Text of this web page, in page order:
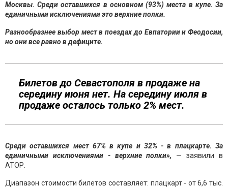
Москвы. Среди оставшихся в основном (93%) места в купе. За
единичными исключениями это верхние полки.
Разнообразнее выбор мест в поездах до Евпатории и Феодосии,
но они все равно в дефиците.
Билетов до Севастополя в продаже на
середину июня нет. На середину июля в
продаже осталось только 2% мест.
Среди оставшихся мест 67% в купе и 32% - в плацкарте. За
единичными исключениями - верхние полки», — заявили в
АТОР.
Диапазон стоимости билетов составляет: плацкарт - от 6,6 тыс.